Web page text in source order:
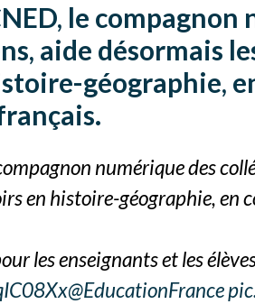
le compagnon
aide désormais
géographie,
numérique des
en histoire-géographie, en
les enseignants et les
@EducationFrance